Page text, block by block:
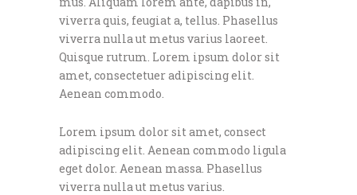
viverra quis, feugiat a, tellus. Phasellus
viverra nulla ut metus varius laoreet.
Quisque rutrum. Lorem ipsum dolor sit
amet, consectetuer adipiscing elit.
Aenean commodo.
Lorem ipsum dolor sit amet, consect
adipiscing elit. Aenean commodo ligula
eget dolor. Aenean massa. Phasellus
viverra nulla ut metus varius.